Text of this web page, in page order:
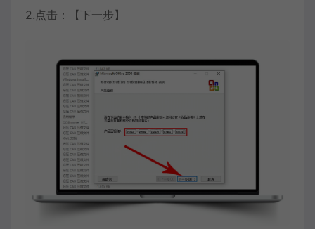
2.点击：【下一步】